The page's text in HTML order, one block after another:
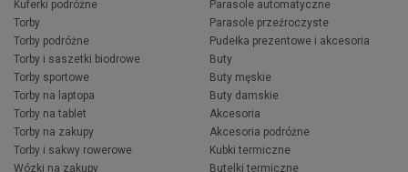
Kuferki podróżne
Torby
Torby podróżne
Torby i saszetki biodrowe
Torby sportowe
Torby na laptopa
Torby na tablet
Torby na zakupy
Torby i sakwy rowerowe
Wózki na zakupy
Parasole automatyczne
Parasole przeźroczyste
Pudełka prezentowe i akcesoria
Buty
Buty męskie
Buty damskie
Akcesoria
Akcesoria podróżne
Kubki termiczne
Butelki termiczne